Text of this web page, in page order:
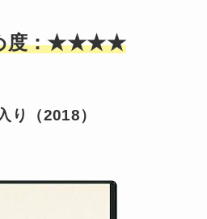
度：★★★★
り（2018）